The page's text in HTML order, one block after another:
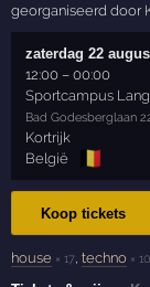
georganiseerd door
zaterdag 22
12:00 –00:00
Sportcampus
Bad Godesberglaan
Kortrijk
België
🇧🇪
Koop tickets
house × 17 ,techno × 10